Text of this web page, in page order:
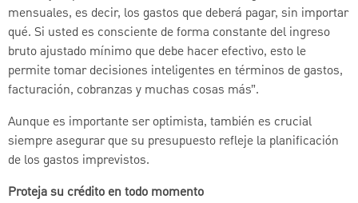
mensuales, es decir, los gastos que deberá pagar, sin importar
qué. Si usted es consciente de forma constante del ingreso
bruto ajustado mínimo que debe hacer efectivo, esto le
permite tomar decisiones inteligentes en términos de gastos,
facturación, cobranzas y muchas cosas más”.
Aunque es importante ser optimista, también es crucial
siempre asegurar que su presupuesto refleje la planificación
de los gastos imprevistos.
Proteja su crédito en todo momento